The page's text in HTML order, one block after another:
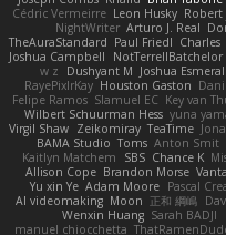
Cédric Vermeirre Leon Husky Robert
NightWriter Arturo J. Real
TheAuraStandard Paul Friedl Charles
Joshua Campbell
NotTerrellBatchelor
w z
Dushyant M Joshua
RayePixlrKay Houston Gaston
Felipe Ramos Slamuel EC Key van
Wilbert Schuurman Hess yuna
Virgil Shaw Zeikomiray TeaTime
BAMA Studio Toms Anton Smit
Kaitlyn Matchem
SBS Chance K
Allison Cope Brandon Morse Vanta
Yu xin Ye Adam Moore Pascal
AI videomaking Moon 正和 綱嶋
Wenxin Huang Sarah BADJI
manuel chiocchetta